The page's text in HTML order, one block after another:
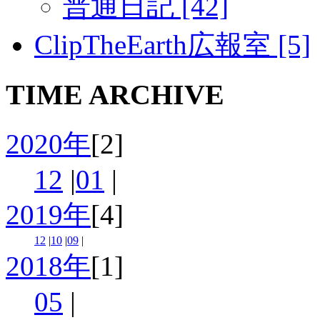
普通日記 [42]
ClipTheEarth広報室 [5]
TIME ARCHIVE
2020年[2]
12 |01 |
2019年[4]
12 |10 |09 |
2018年[1]
05 |